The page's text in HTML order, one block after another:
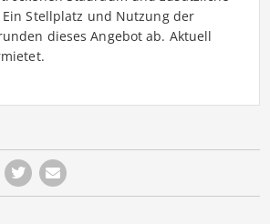
Stellplatz und Nutzung der
dieses Angebot ab. Aktuell